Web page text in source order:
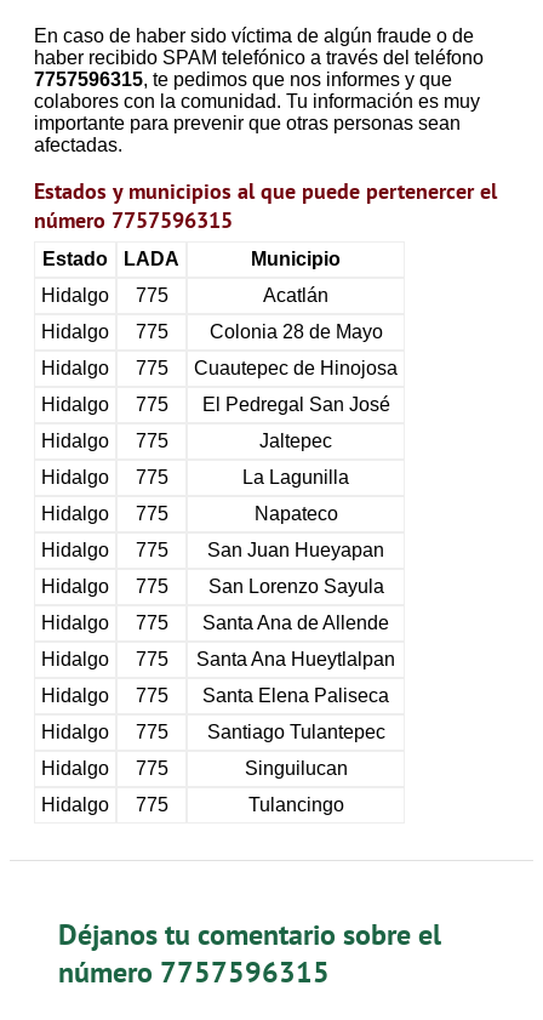
En caso de haber sido víctima de algún fraude o de
haber recibido SPAM telefónico a través del teléfono
7757596315, te pedimos que nos informes y que
colabores con la comunidad. Tu información es muy
importante para prevenir que otras personas sean
afectadas.
Estados y municipios al que puede pertenercer el
número 7757596315
Estado LADA
Municipio
Hidalgo
775
Acatlán
Hidalgo
775
Colonia 28 de Mayo
Hidalgo
775
Cuautepec de Hinojosa
Hidalgo
775
El Pedregal San José
Hidalgo
775
Jaltepec
Hidalgo
775
La Lagunilla
Hidalgo
775
Napateco
Hidalgo
775
San Juan Hueyapan
Hidalgo
775
San Lorenzo Sayula
Hidalgo
775
Santa Ana de Allende
Hidalgo
775
Santa Ana Hueytlalpan
Hidalgo
775
Santa Elena Paliseca
Hidalgo
775
Santiago Tulantepec
Hidalgo
775
Singuilucan
Hidalgo
775 Tulancingo
Déjanos tu comentario sobre el
número 7757596315